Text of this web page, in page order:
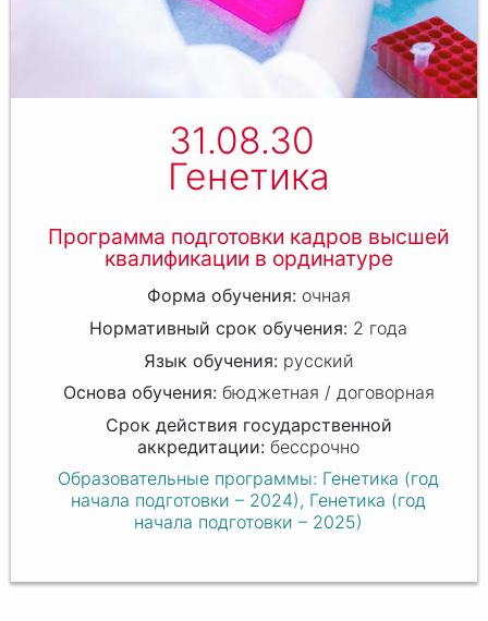
31.08.30
Генетика
Программа подготовки кадров высшей
квалификации в ординатуре
очная
2 года
русский
бюджетная / договорная
бессрочно
Образовательные программы: Генетика (год
начала подготовки – 2024), Генетика (год
начала подготовки – 2025)